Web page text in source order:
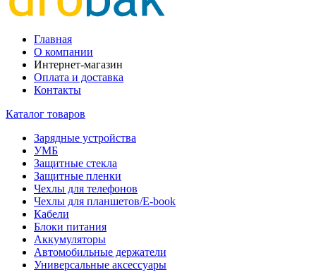
Главная
О компании
Интернет-магазин
Оплата и доставка
Контакты
Каталог товаров
Зарядные устройства
УМБ
Защитные стекла
Защитные пленки
Чехлы для телефонов
Чехлы для планшетов/E-book
Кабели
Блоки питания
Аккумуляторы
Автомобильные держатели
Универсальные аксессуары